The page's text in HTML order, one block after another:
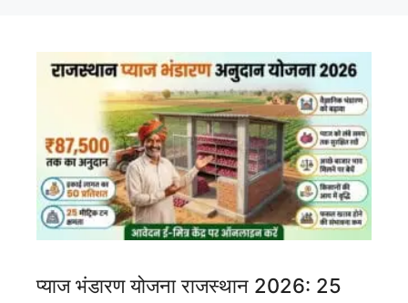
प्याज भंडारण योजना राजस्थान 2026: 25